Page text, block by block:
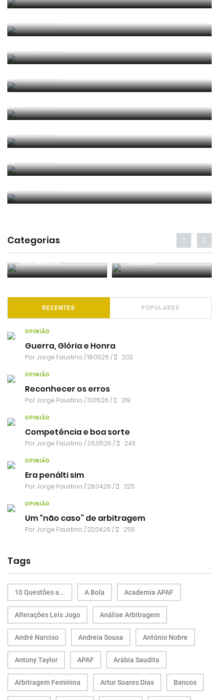
PorJorge Faustino
PorJorge Faustino
PorJorge Faustino
PorJorge Faustino
PorJorge Faustino
PorJorge Faustino
PorJorge Faustino
Categorias
Entrevistas Análises
RECENTES POPULARES
OPINIÃO
Guerra, Glória e Honra
PorJorge Faustino / 18.05.26 / 202
OPINIÃO
Reconhecer os erros
PorJorge Faustino / 13.05.26 / 219
OPINIÃO
Competência e boa sorte
PorJorge Faustino / 05.05.26 / 243
OPINIÃO
Era penálti sim
PorJorge Faustino / 28.04.26 / 225
OPINIÃO
Um “não caso” de arbitragem
PorJorge Faustino / 22.04.26 / 256
Tags
10 Questões a... A Bola Academia APAF
Alterações Leis Jogo Análise Arbitragem
André Narciso Andreia Sousa António Nobre
Antony Taylor APAF Arábia Saudita
Arbitragem Feminina Artur Soares Dias Bancos